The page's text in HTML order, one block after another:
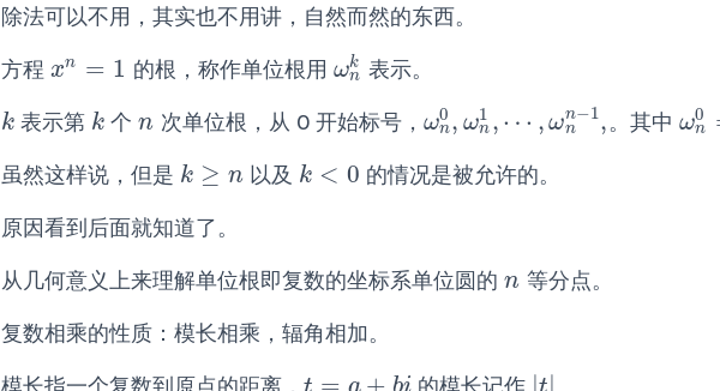
除法可以不用，其实也不用讲，自然而然的东西。
方程 xn = 1
xn=1 的根，称作单位根用 ωk
n
ωnk表示。
k
k 表示第 k
k 个n
n 次单位根，从 0 开始标号， ω0
n, ω1
n , ⋯ , ωn−1
n ,
ωn0 ,ωn1, ⋯ ωnn−1,。其中 ω0
n
ωn0
虽然这样说，但是 k ≥ n
k≥ n 以及 k < 0
k<0
的情况是被允许的。
原因看到后面就知道了。
从几何意义上来理解单位根即复数的坐标系单位圆的 n
n 等分点。
复数相乘的性质：模长相乘，辐角相加。